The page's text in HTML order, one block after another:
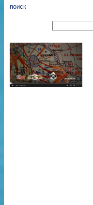
поиск